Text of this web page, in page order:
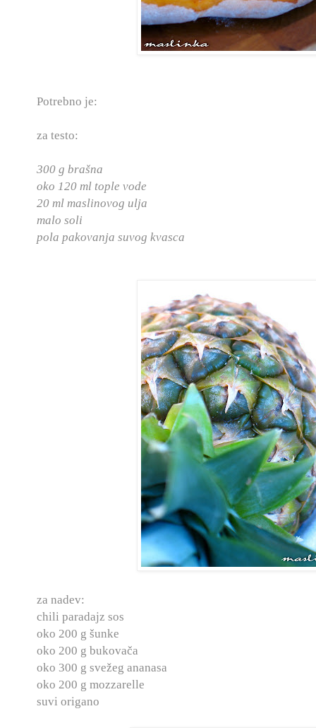
Potrebno je:
za testo:
300 g brašna
oko 120 ml tople vode
20 ml maslinovog ulja
malo soli
pola pakovanja suvog kvasca
za nadev:
chili paradajz sos
oko 200 g šunke
oko 200 g bukovača
oko 300 g svežeg ananasa
oko 200 g mozzarelle
suvi origano